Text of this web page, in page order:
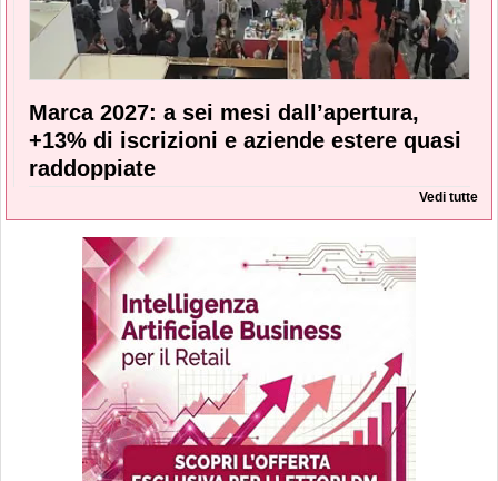
Marca 2027: a sei mesi dall’apertura,
+13% di iscrizioni e aziende estere quasi
raddoppiate
Vedi tutte